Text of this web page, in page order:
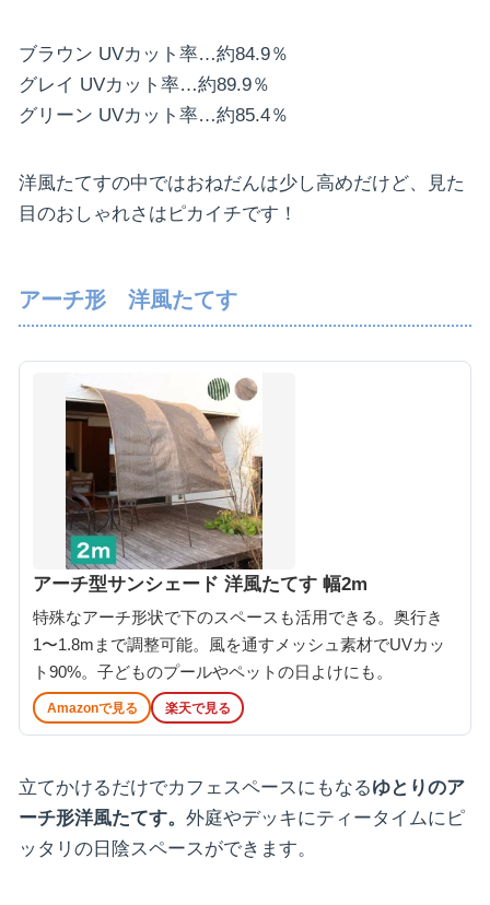
ブラウン UVカット率…約84.9％
グレイ UVカット率…約89.9％
グリーン UVカット率…約85.4％
洋風たてすの中ではおねだんは少し高めだけど、見た
目のおしゃれさはピカイチです！
アーチ形 洋風たてす
アーチ型サンシェード 洋風たてす 幅2m
特殊なアーチ形状で下のスペースも活用できる。奥行き
1〜1.8mまで調整可能。風を通すメッシュ素材でUVカッ
ト90%。子どものプールやペットの日よけにも。
Amazonで見る 楽天で見る
立てかけるだけでカフェスペースにもなるゆとりのア
ーチ形洋風たてす。 外庭やデッキにティータイムにピ
ッタリの日陰スペースができます。